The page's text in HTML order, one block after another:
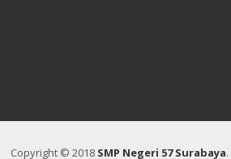
Copyright © 2018 SMP Negeri 57 Surabaya.